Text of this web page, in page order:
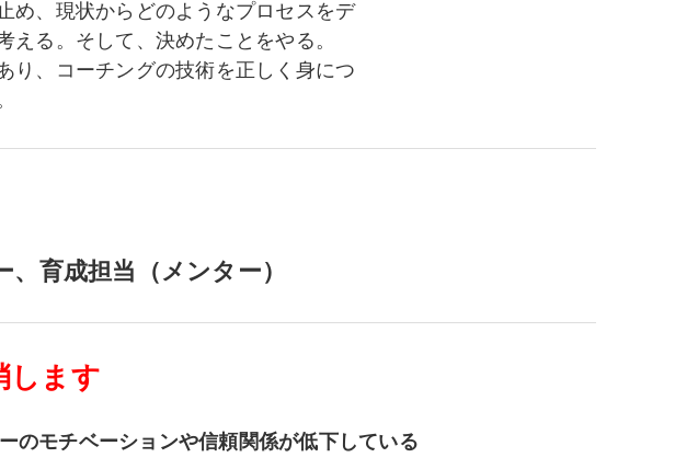
め、現状からどのようなプロセスをデ
る。そして、決めたことをやる。
り、コーチングの技術を正しく身につ
育成担当（メンター）
します
のモチベーションや信頼関係が低下している